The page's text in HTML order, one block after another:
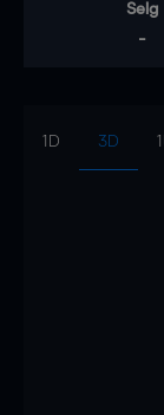
Selg
-
1D 3D